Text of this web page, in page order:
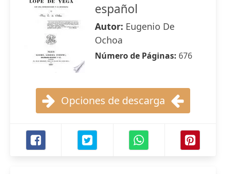
español
Autor: Eugenio De
Ochoa
Número de Páginas: 676
Opciones de descarga